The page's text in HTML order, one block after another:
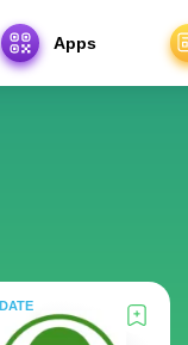
Apps